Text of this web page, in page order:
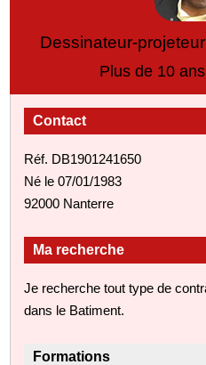
Dessinateur-
Plus de 10
Contact
Réf. DB1901241650
Né le 07/01/1983
92000 Nanterre
Ma recherche
Je recherche tout type de
dans le Batiment.
Formations